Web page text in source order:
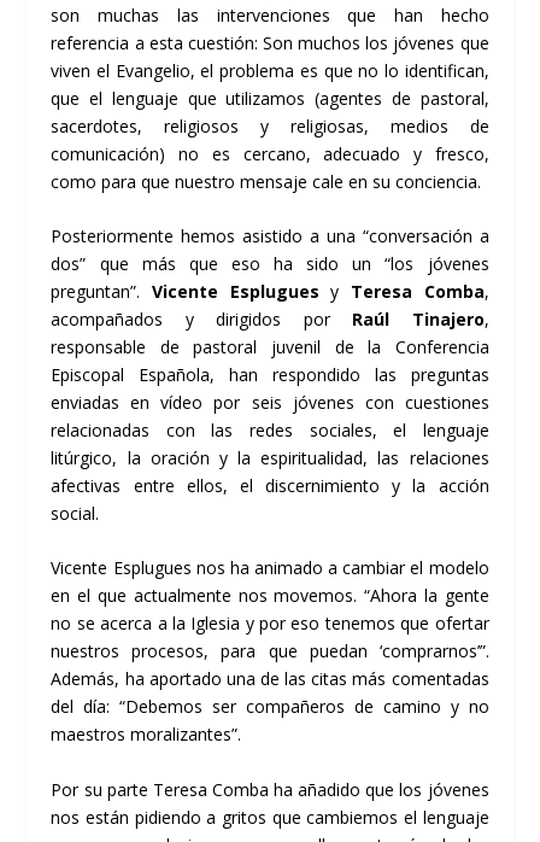
son muchas las intervenciones que han hecho
referencia a esta cuestión: Son muchos los jóvenes que
viven el Evangelio, el problema es que no lo identifican,
que el lenguaje que utilizamos (agentes de pastoral,
sacerdotes, religiosos y religiosas, medios de
comunicación) no es cercano, adecuado y fresco,
como para que nuestro mensaje cale en su conciencia.
Posteriormente hemos asistido a una “conversación a
dos” que más que eso ha sido un “los jóvenes
preguntan”.Vicente Esplugues y Teresa Comba,
acompañados y dirigidos por Raúl Tinajero,
responsable de pastoral juvenil de la Conferencia
Episcopal Española, han respondido las preguntas
enviadas en vídeo por seis jóvenes con cuestiones
relacionadas con las redes sociales, el lenguaje
litúrgico, la oración y la espiritualidad, las relaciones
afectivas entre ellos, el discernimiento y la acción
social.
Vicente Esplugues nos ha animado a cambiar el modelo
en el que actualmente nos movemos. “Ahora la gente
no se acerca a la Iglesia y por eso tenemos que ofertar
nuestros procesos, para que puedan ‘comprarnos’”.
Además, ha aportado una de las citas más comentadas
del día: “Debemos ser compañeros de camino y no
maestros moralizantes”.
Por su parte Teresa Comba ha añadido que los jóvenes
nos están pidiendo a gritos que cambiemos el lenguaje